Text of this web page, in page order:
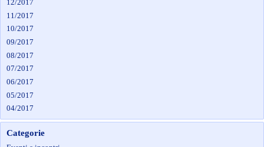
12/2017
11/2017
10/2017
09/2017
08/2017
07/2017
06/2017
05/2017
04/2017
Categorie